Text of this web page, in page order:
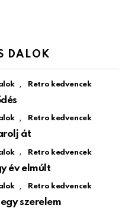
DALOK
, Retro kedvencek
, Retro kedvencek
át
, Retro kedvencek
év elmúlt
, Retro kedvencek
szerelem